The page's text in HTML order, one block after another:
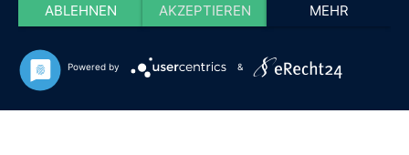
ABLEHNEN AKZEPTIEREN MEHR
Powered by &